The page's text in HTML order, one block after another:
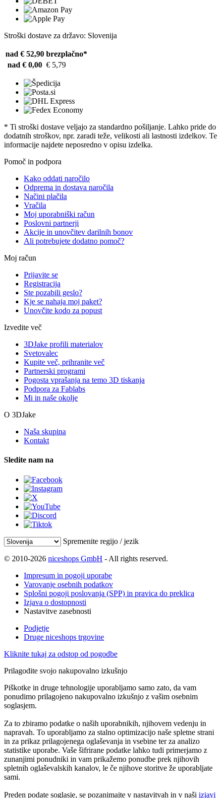
Stroški dostave za državo: Slovenija
nad € 52,90 brezplačno*
nad € 0,00 € 5,79
* Ti stroški dostave veljajo za standardno pošiljanje. Lahko pride do
dodatnih stroškov, npr. zaradi teže, velikosti ali lastnosti izdelkov. Te
informacije najdete neposredno v opisu izdelka.
Pomoč in podpora
Kako oddati naročilo
Odprema in dostava naročila
Načini plačila
Vračila
Moj uporabniški račun
Poslovni partnerji
Akcije in unovčitev darilnih bonov
Ali potrebujete dodatno pomoč?
Moj račun
Prijavite se
Registracija
Ste pozabili geslo?
Kje se nahaja moj paket?
Unovčite kodo za popust
Izvedite več
3DJake profili materialov
Svetovalec
Kupite več, prihranite več
Partnerski programi
Pogosta vprašanja na temo 3D tiskanja
Podpora za Fablabs
Mi in naše okolje
O 3DJake
Naša skupina
Kontakt
Sledite nam na
Spremenite regijo / jezik
© 2010-2026 niceshops GmbH - All rights reserved.
Impresum in pogoji uporabe
Varovanje osebnih podatkov
Splošni pogoji poslovanja (SPP) in pravica do preklica
Izjava o dostopnosti
Nastavitve zasebnosti
Podjetje
Druge niceshops trgovine
Kliknite tukaj za odstop od pogodbe
Prilagodite svojo nakupovalno izkušnjo
Piškotke in druge tehnologije uporabljamo samo zato, da vam
ponudimo prilagojeno nakupovalno izkušnjo z vašim osebnim
soglasjem.
Za to zbiramo podatke o naših uporabnikih, njihovem vedenju in
napravah. To uporabljamo za stalno optimizacijo naše spletne strani
in za prikaz prilagojenega oglaševanja in vsebine ter za analizo
statistike uporabe. Vaše šifrirane podatke lahko tudi primerjamo z
zunanjimi ponudniki in vam prikažemo ponudbe prek njihovih
spletnih oglaševalskih kanalov, le če njihove storitve že uporabljate
sami.
Preden podate soglasje, se pozanimajte v nastavitvah in v naši izjavi